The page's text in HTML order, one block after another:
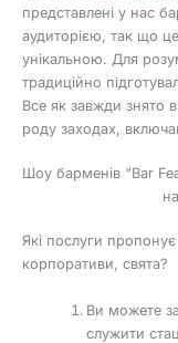
представлені у нас
аудиторією, так що
унікальною. Для
традиційно
Все як завжди знято
роду заходах,
Шоу барменів “Bar
Які послуги
корпоративи, свята?
Ви можете
служити